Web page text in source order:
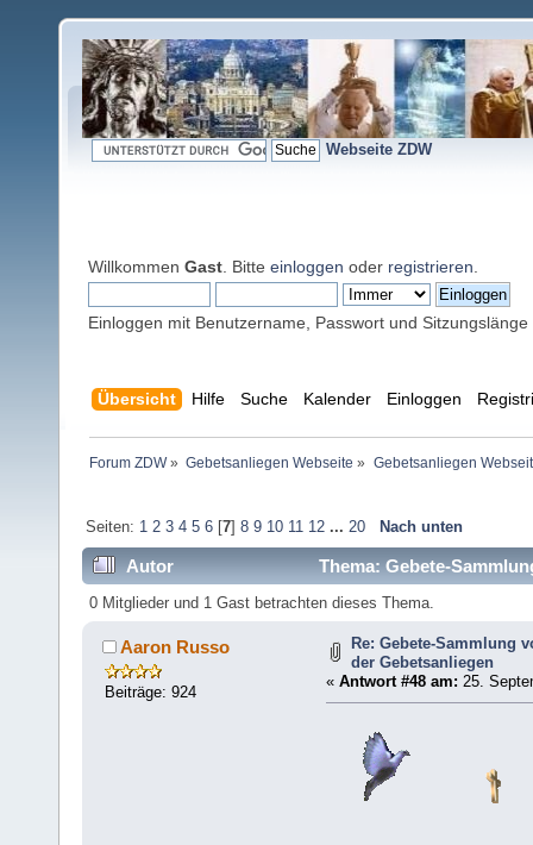
Webseite ZDW
Willkommen Gast . Bitte einloggen oder registrieren
Einloggen mit Benutzername, Passwort und Sitzungslänge
Übersicht Hilfe Suche Kalender Einloggen
Forum ZDW» Gebetsanliegen Webseite » Gebetsanliegen
Seiten: 1 2 3 4 5 6[7] 8 9 10 11 12 ... 20 Nach unten
Autor
Thema: Gebete-
364899 mal)
0 Mitglieder und 1 Gast betrachten dieses Thema.
Aaron Russo
Beiträge: 924
Re: Gebete-Sammlung
der Gebetsanliegen
« Antwort #48 am: 25.